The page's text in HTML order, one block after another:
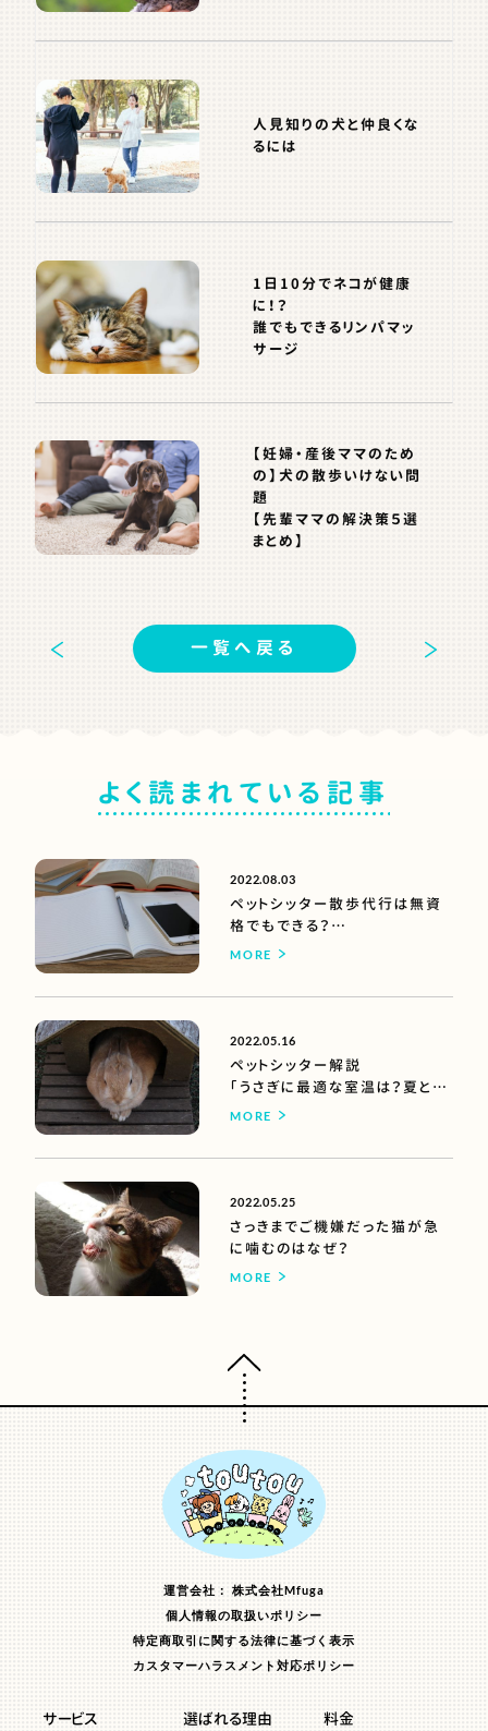
人見知りの犬と仲良くな
るには
1日10分でネコが健康
に！？
誰でもできるリンパマッ
サージ
【妊婦・産後ママのため
の】犬の散歩いけない問
題
【先輩ママの解決策５選
まとめ】
一覧へ戻る
よく読まれている記事
2022.08.03
ペットシッター散歩代行は無資
格でもできる？
【できるけどオススメしない理
MORE
2022.05.16
ペットシッター解説
「うさぎに最適な室温は？夏と冬
に気をつけたいこと」
MORE
2022.05.25
さっきまでご機嫌だった猫が急
に噛むのはなぜ？
MORE
運営会社： 株式会社Mfuga
個人情報の取扱いポリシー
特定商取引に関する法律に基づく表示
カスタマーハラスメント対応ポリシー
サービス 選ばれる理由 料金